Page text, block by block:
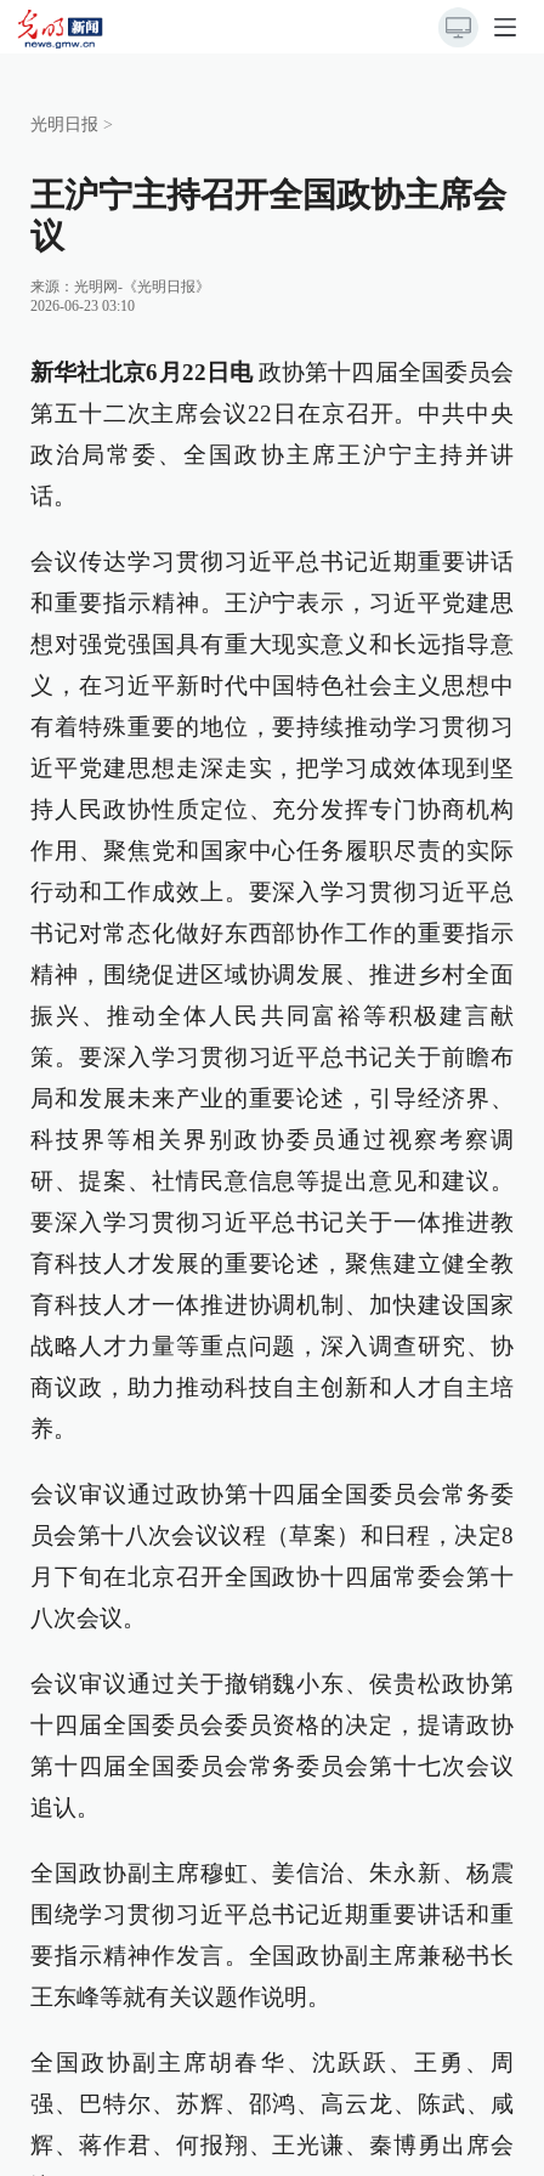
光明日报 >
王沪宁主持召开全国政协主席会
议
来源： 光明网-《光明日报》
2026-06-23 03:10
新华社北京6月22日电政协第十四届全国委员会
第五十二次主席会议22日在京召开。中共中央
政治局常委、全国政协主席王沪宁主持并讲
话。
会议传达学习贯彻习近平总书记近期重要讲话
和重要指示精神。王沪宁表示，习近平党建思
想对强党强国具有重大现实意义和长远指导意
义，在习近平新时代中国特色社会主义思想中
有着特殊重要的地位，要持续推动学习贯彻习
近平党建思想走深走实，把学习成效体现到坚
持人民政协性质定位、充分发挥专门协商机构
作用、聚焦党和国家中心任务履职尽责的实际
行动和工作成效上。要深入学习贯彻习近平总
书记对常态化做好东西部协作工作的重要指示
精神，围绕促进区域协调发展、推进乡村全面
振兴、推动全体人民共同富裕等积极建言献
策。要深入学习贯彻习近平总书记关于前瞻布
局和发展未来产业的重要论述，引导经济界、
科技界等相关界别政协委员通过视察考察调
研、提案、社情民意信息等提出意见和建议。
要深入学习贯彻习近平总书记关于一体推进教
育科技人才发展的重要论述，聚焦建立健全教
育科技人才一体推进协调机制、加快建设国家
战略人才力量等重点问题，深入调查研究、协
商议政，助力推动科技自主创新和人才自主培
养。
会议审议通过政协第十四届全国委员会常务委
员会第十八次会议议程（草案）和日程，决定8
月下旬在北京召开全国政协十四届常委会第十
八次会议。
会议审议通过关于撤销魏小东、侯贵松政协第
十四届全国委员会委员资格的决定，提请政协
第十四届全国委员会常务委员会第十七次会议
追认。
全国政协副主席穆虹、姜信治、朱永新、杨震
围绕学习贯彻习近平总书记近期重要讲话和重
要指示精神作发言。全国政协副主席兼秘书长
王东峰等就有关议题作说明。
全国政协副主席胡春华、沈跃跃、王勇、周
强、巴特尔、苏辉、邵鸿、高云龙、陈武、咸
辉、蒋作君、何报翔、王光谦、秦博勇出席会